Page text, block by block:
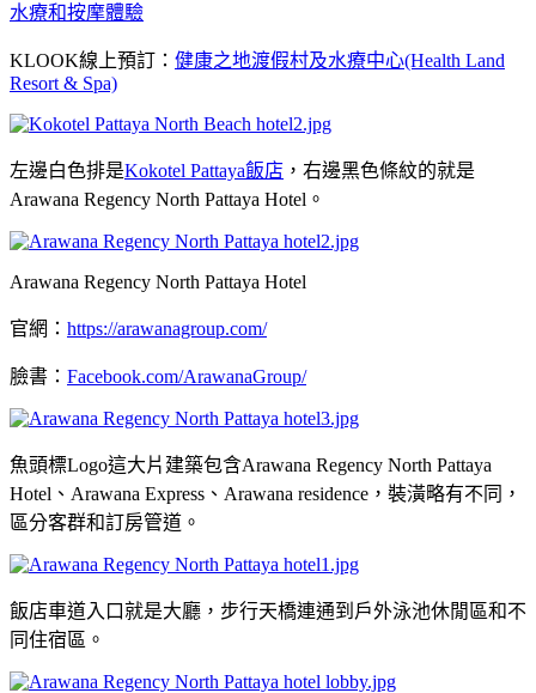
水療和按摩體驗
KLOOK線上預訂： 健康之地渡假村及水療中心(Health Land
Resort & Spa)
左邊白色排是Kokotel Pattaya飯店 ，右邊黑色條紋的就是
Arawana Regency North Pattaya Hotel。
Arawana Regency North Pattaya Hotel
官網： https://arawanagroup.com/
臉書： Facebook.com/ArawanaGroup/
魚頭標Logo這大片建築包含Arawana Regency North Pattaya
Hotel、Arawana Express、Arawana residence，裝潢略有不同，
區分客群和訂房管道。
飯店車道入口就是大廳，步行天橋連通到戶外泳池休閒區和不
同住宿區。